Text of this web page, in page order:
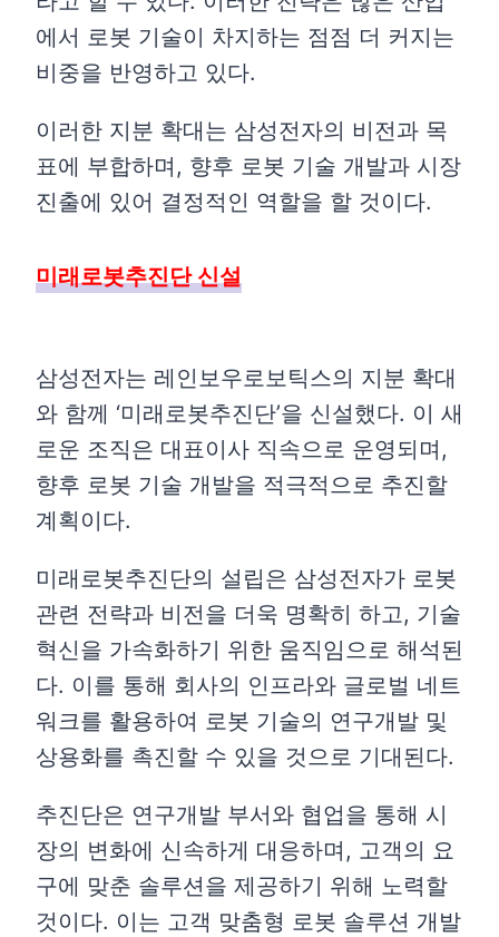
에서 로봇 기술이 차지하는 점점 더 커지는
비중을 반영하고 있다.
이러한 지분 확대는 삼성전자의 비전과 목
표에 부합하며, 향후 로봇 기술 개발과 시장
진출에 있어 결정적인 역할을 할 것이다.
미래로봇추진단 신설
삼성전자는 레인보우로보틱스의 지분 확대
와 함께 ‘미래로봇추진단’을 신설했다. 이 새
로운 조직은 대표이사 직속으로 운영되며,
향후 로봇 기술 개발을 적극적으로 추진할
계획이다.
미래로봇추진단의 설립은 삼성전자가 로봇
관련 전략과 비전을 더욱 명확히 하고, 기술
혁신을 가속화하기 위한 움직임으로 해석된
다. 이를 통해 회사의 인프라와 글로벌 네트
워크를 활용하여 로봇 기술의 연구개발 및
상용화를 촉진할 수 있을 것으로 기대된다.
추진단은 연구개발 부서와 협업을 통해 시
장의 변화에 신속하게 대응하며, 고객의 요
구에 맞춘 솔루션을 제공하기 위해 노력할
것이다. 이는 고객 맞춤형 로봇 솔루션 개발